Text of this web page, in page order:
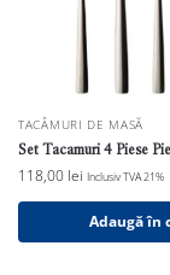
TACÂMURI DE MASĂ
Set Tacamuri 4 Piese
118,00 lei Inclusiv TVA 21%
Adaugă în